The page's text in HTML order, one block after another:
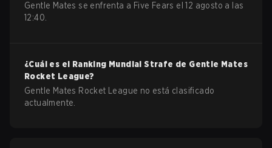
Gentle Mates se enfrenta a Five Fears el 12 agosto a las
12:40.
¿Cuál es el Ranking Mundial Strafe de Gentle Mates
Rocket League?
Gentle Mates Rocket League no está clasificado
actualmente.